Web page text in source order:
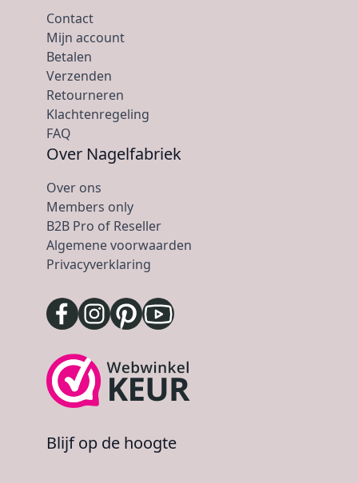
Contact
Mijn account
Betalen
Verzenden
Retourneren
Klachtenregeling
FAQ
Over Nagelfabriek
Over ons
Members only
B2B Pro of Reseller
Algemene voorwaarden
Privacyverklaring
Blijf op de hoogte